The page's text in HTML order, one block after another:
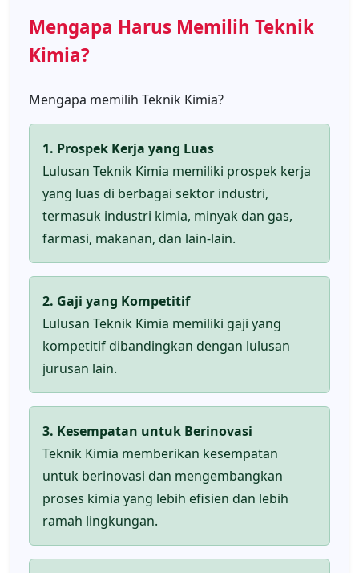
Mengapa Harus Memilih Teknik
Kimia?
Mengapa memilih Teknik Kimia?
1. Prospek Kerja yang Luas
Lulusan Teknik Kimia memiliki prospek kerja
yang luas di berbagai sektor industri,
termasuk industri kimia, minyak dan gas,
farmasi, makanan, dan lain-lain.
2. Gaji yang Kompetitif
Lulusan Teknik Kimia memiliki gaji yang
kompetitif dibandingkan dengan lulusan
jurusan lain.
3. Kesempatan untuk Berinovasi
Teknik Kimia memberikan kesempatan
untuk berinovasi dan mengembangkan
proses kimia yang lebih efisien dan lebih
ramah lingkungan.